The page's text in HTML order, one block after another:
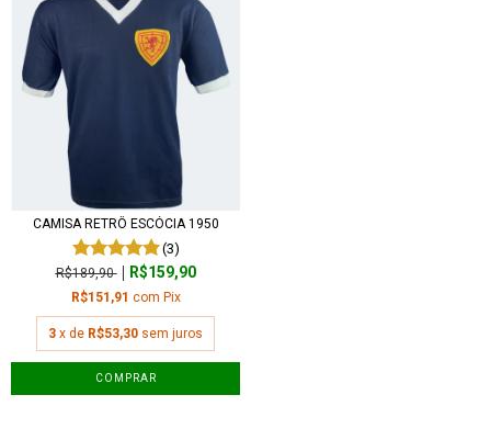
CAMISA RETRÔ ESCÓCIA 1950
(3)
R$189,90 R$159,90
R$151,91 com Pix
3 x de R$53,30 sem juros
COMPRAR